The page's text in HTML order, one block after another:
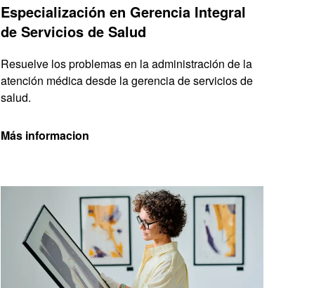
Especialización en Gerencia Integral
de Servicios de Salud
Resuelve los problemas en la administración de la
atención médica desde la gerencia de servicios de
salud.
Más informacion